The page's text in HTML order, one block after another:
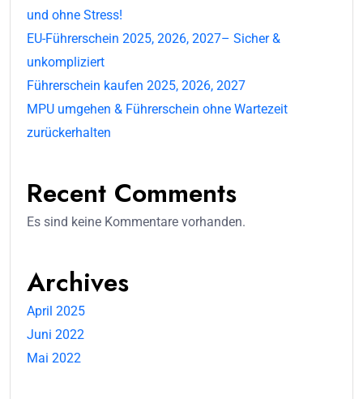
und ohne Stress!
EU-Führerschein 2025, 2026, 2027– Sicher &
unkompliziert
Führerschein kaufen 2025, 2026, 2027
MPU umgehen & Führerschein ohne Wartezeit
zurückerhalten
Recent Comments
Es sind keine Kommentare vorhanden.
Archives
April 2025
Juni 2022
Mai 2022